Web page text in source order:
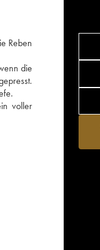
Reben
die
voller